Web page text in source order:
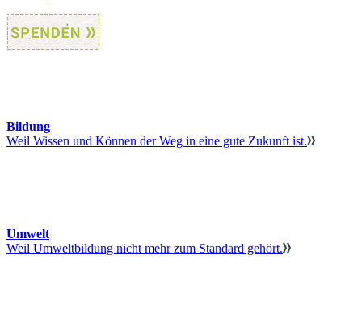
Bildung
Weil Wissen und Können der Weg in eine gute Zukunft ist.
Umwelt
Weil Umweltbildung nicht mehr zum Standard gehört.